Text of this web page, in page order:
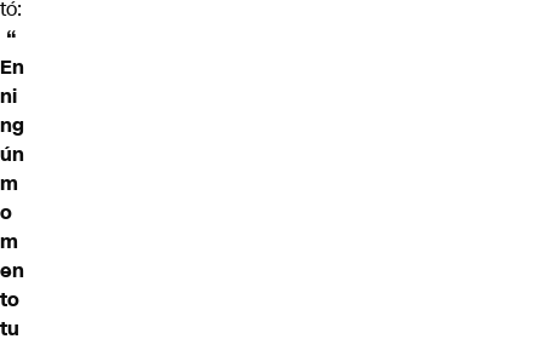
tó:
“
En
ni
ng
ún
m
o
m
en
to
tu